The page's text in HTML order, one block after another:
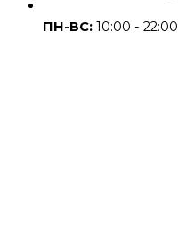
ПН-ВС: 10:00 - 22:00